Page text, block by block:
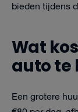
bieden tijdens
Wat
auto te
Een grotere